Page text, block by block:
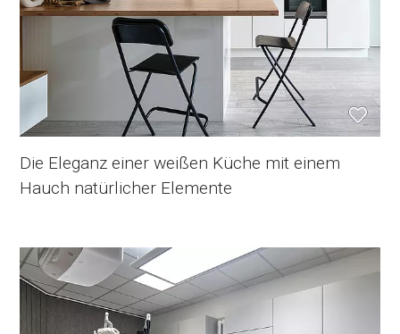
Die Eleganz einer weißen Küche mit einem
Hauch natürlicher Elemente